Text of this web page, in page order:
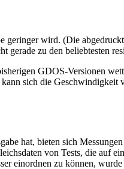
wird. (Die
zu den beliebtesten
GDOS-Versionen
sich die
hat, bieten sich
von Tests, die
zu können,